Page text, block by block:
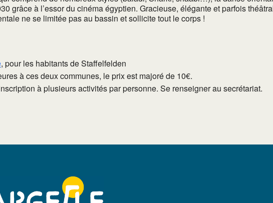
grâce à l’essor du cinéma égyptien. Gracieuse, élégante et parfois
ne se limitée pas au bassin et sollicite tout le corps !
, pour les habitants de Staffelfelden
à ces deux communes, le prix est majoré de 10€.
à plusieurs activités par personne. Se renseigner au secrétariat.